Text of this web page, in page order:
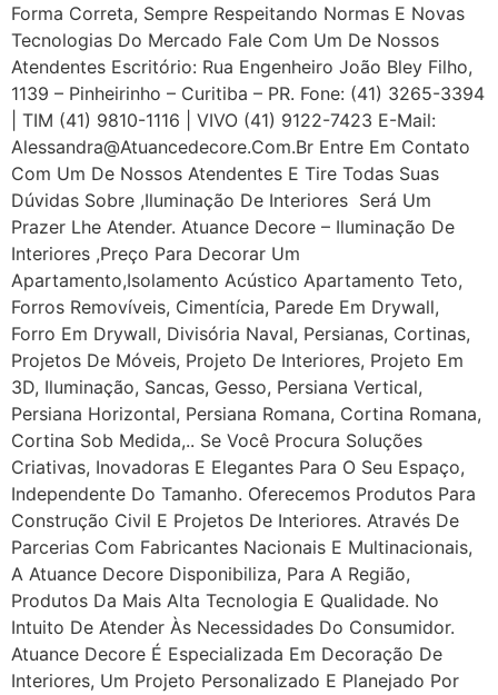
Forma Correta, Sempre Respeitando Normas E Novas
Tecnologias Do Mercado Fale Com Um De Nossos
Atendentes Escritório: Rua Engenheiro João Bley Filho,
1139 – Pinheirinho – Curitiba – PR. Fone: (41) 3265-3394
| TIM (41) 9810-1116 | VIVO (41) 9122-7423 E-Mail:
Alessandra@atuancedecore.com.br Entre Em Contato
Com Um De Nossos Atendentes E Tire Todas Suas
Dúvidas Sobre ,iluminação De Interiores Será Um
Prazer Lhe Atender. Atuance Decore – Iluminação De
Interiores ,Preço Para Decorar Um
Apartamento,Isolamento Acústico Apartamento Teto,
Forros Removíveis, Cimentícia, Parede Em Drywall,
Forro Em Drywall, Divisória Naval, Persianas, Cortinas,
Projetos De Móveis, Projeto De Interiores, Projeto Em
3D, Iluminação, Sancas, Gesso, Persiana Vertical,
Persiana Horizontal, Persiana Romana, Cortina Romana,
Cortina Sob Medida,.. Se Você Procura Soluções
Criativas, Inovadoras E Elegantes Para O Seu Espaço,
Independente Do Tamanho. Oferecemos Produtos Para
Construção Civil E Projetos De Interiores. Através De
Parcerias Com Fabricantes Nacionais E Multinacionais,
A Atuance Decore Disponibiliza, Para A Região,
Produtos Da Mais Alta Tecnologia E Qualidade. No
Intuito De Atender Às Necessidades Do Consumidor.
Atuance Decore É Especializada Em Decoração De
Interiores, Um Projeto Personalizado E Planejado Por